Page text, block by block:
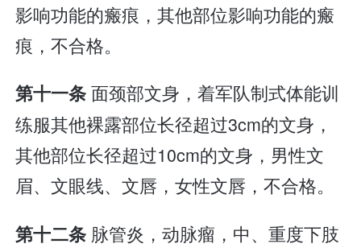
影响功能的瘢痕，其他部位影响功能的瘢
痕，不合格。
第十一条面颈部文身，着军队制式体能训
练服其他裸露部位长径超过3cm的文身，
其他部位长径超过10cm的文身，男性文
眉、文眼线、文唇，女性文唇，不合格。
第十二条 脉管炎，动脉瘤，中、重度下肢